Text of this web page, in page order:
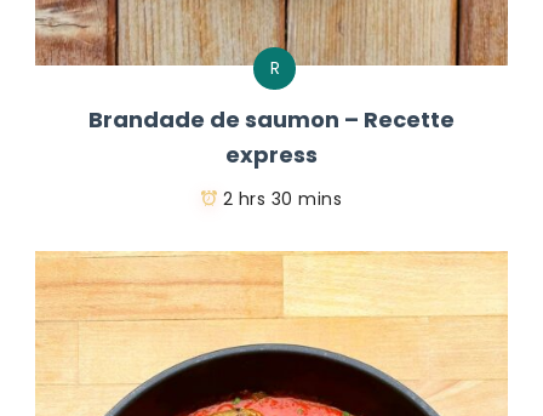
R
Brandade de saumon – Recette
express
2 hrs 30 mins